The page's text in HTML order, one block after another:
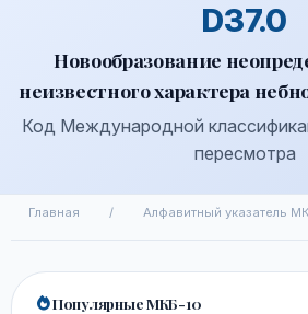
D37.0
Новообразование
неизвестного характера
Код Международной
пересмотра
Главная / Алфавитный указатель
Популярные МКБ-10